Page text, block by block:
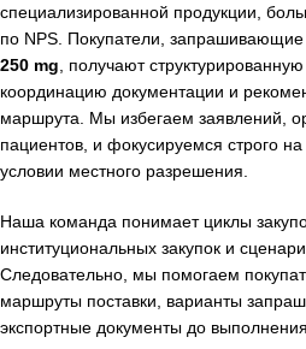
специализированной продукции,
по NPS. Покупатели,
250 mg , получают
координацию документации и
маршрута. Мы избегаем заявлений,
пациентов, и фокусируемся строго
условии местного разрешения.
Наша команда понимает циклы
институциональных закупок и
Следовательно, мы помогаем
маршруты поставки, варианты
экспортные документы до